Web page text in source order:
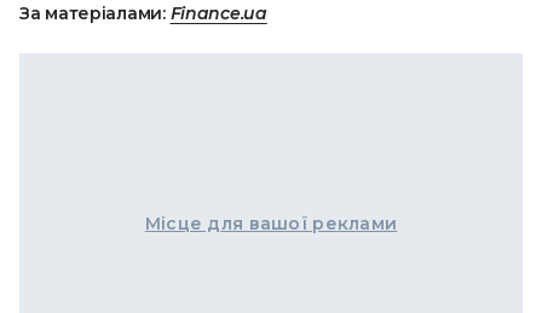
За матеріалами: Finance.ua
Місце для вашої реклами